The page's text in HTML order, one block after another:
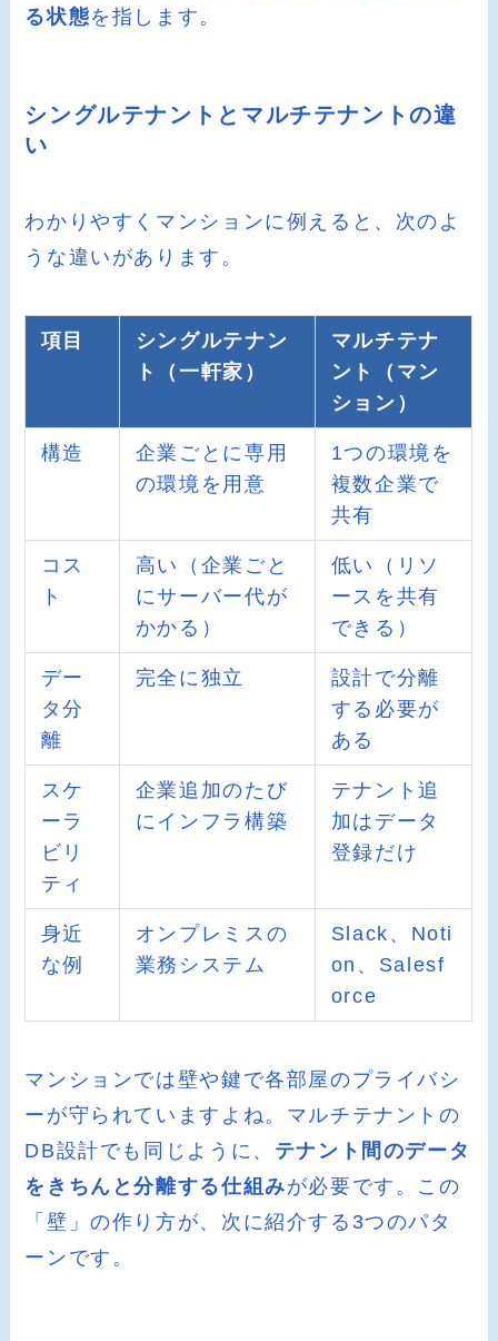
る状態を指します。
シングルテナントとマルチテナントの違
い
わかりやすくマンションに例えると、次のよ
うな違いがあります。
項目
シングルテナン
ト（一軒家）
マルチテナ
ント（マン
ション）
構造
企業ごとに専用
の環境を用意
1つの環境を
複数企業で
共有
コス
ト
高い（企業ごと
にサーバー代が
かかる）
低い（リソ
ースを共有
できる）
デー
タ分
離
完全に独立
設計で分離
する必要が
ある
スケ
ーラ
ビリ
ティ
企業追加のたび
にインフラ構築
テナント追
加はデータ
登録だけ
身近
な例
オンプレミスの
業務システム
Slack、Noti
on、Salesf
orce
マンションでは壁や鍵で各部屋のプライバシ
ーが守られていますよね。マルチテナントの
DB設計でも同じように、 テナント間のデータ
をきちんと分離する仕組みが必要です。この
「壁」の作り方が、次に紹介する3つのパタ
ーンです。